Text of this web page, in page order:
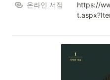
온라인 서점
https://